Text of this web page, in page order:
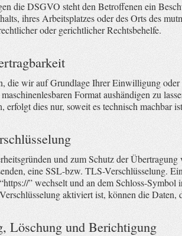
die DSGVO steht den Betroffenen ein
ihres Arbeitsplatzes oder des Orts des
oder gerichtlicher Rechtsbehelfe.
die wir auf Grundlage Ihrer Einwilligung
Format aushändigen zu
erfolgt dies nur, soweit es technisch machbar
und zum Schutz der
eine SSL-bzw. TLS-Verschlüsselung.
” wechselt und an dem Schloss-Symbol
aktiviert ist, können die
Löschung und Berichtigung